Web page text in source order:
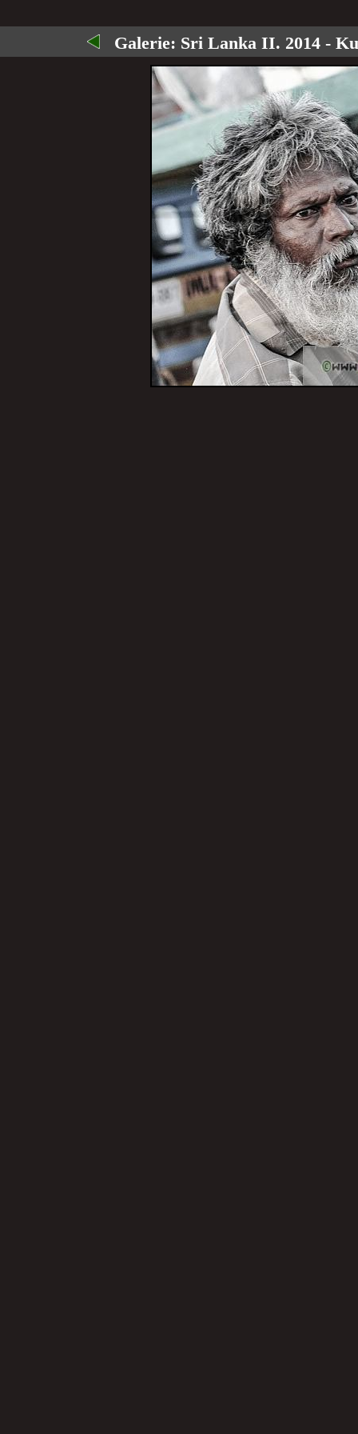
Galerie: Sri Lanka II. 2014 -